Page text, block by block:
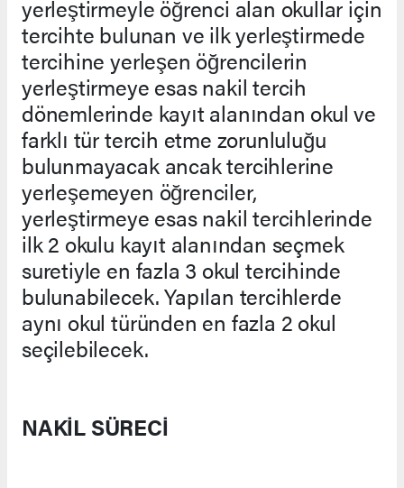
yerleştirmeyle öğrenci alan okullar için
tercihte bulunan ve ilk yerleştirmede
tercihine yerleşen öğrencilerin
yerleştirmeye esas nakil tercih
dönemlerinde kayıt alanından okul ve
farklı tür tercih etme zorunluluğu
bulunmayacak ancak tercihlerine
yerleşemeyen öğrenciler,
yerleştirmeye esas nakil tercihlerinde
ilk 2 okulu kayıt alanından seçmek
suretiyle en fazla 3 okul tercihinde
bulunabilecek. Yapılan tercihlerde
aynı okul türünden en fazla 2 okul
seçilebilecek.
NAKİL SÜRECİ